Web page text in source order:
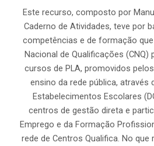
Este recurso, composto por
Caderno de Atividades, teve por
competências e de formação
Nacional de Qualificações (CNQ)
cursos de PLA, promovidos
ensino da rede pública, através
Estabelecimentos Escolares
centros de gestão direta e
Emprego e da Formação
rede de Centros Qualifica. No